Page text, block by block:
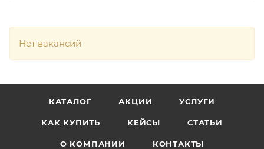
Нет вакансий
КАТАЛОГ АКЦИИ УСЛУГИ
КАК КУПИТЬ КЕЙСЫ СТАТЬИ
О КОМПАНИИ КОНТАКТЫ